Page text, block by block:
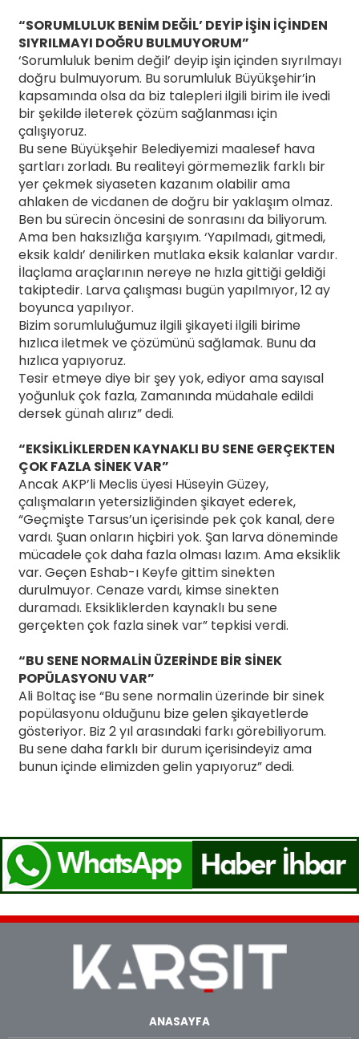
“SORUMLULUK BENİM DEĞİL’ DEYİP İŞİN İÇİNDEN
SIYRILMAYI DOĞRU BULMUYORUM”
‘Sorumluluk benim değil’ deyip işin içinden sıyrılmayı
doğru bulmuyorum. Bu sorumluluk Büyükşehir’in
kapsamında olsa da biz talepleri ilgili birim ile ivedi
bir şekilde ileterek çözüm sağlanması için
çalışıyoruz.
Bu sene Büyükşehir Belediyemizi maalesef hava
şartları zorladı. Bu realiteyi görmemezlik farklı bir
yer çekmek siyaseten kazanım olabilir ama
ahlaken de vicdanen de doğru bir yaklaşım olmaz.
Ben bu sürecin öncesini de sonrasını da biliyorum.
Ama ben haksızlığa karşıyım. ‘Yapılmadı, gitmedi,
eksik kaldı’ denilirken mutlaka eksik kalanlar vardır.
İlaçlama araçlarının nereye ne hızla gittiği geldiği
takiptedir. Larva çalışması bugün yapılmıyor, 12 ay
boyunca yapılıyor.
Bizim sorumluluğumuz ilgili şikayeti ilgili birime
hızlıca iletmek ve çözümünü sağlamak. Bunu da
hızlıca yapıyoruz.
Tesir etmeye diye bir şey yok, ediyor ama sayısal
yoğunluk çok fazla, Zamanında müdahale edildi
dersek günah alırız” dedi.
“EKSİKLİKLERDEN KAYNAKLI BU SENE GERÇEKTEN
ÇOK FAZLA SİNEK VAR”
Ancak AKP’li Meclis üyesi Hüseyin Güzey,
çalışmaların yetersizliğinden şikayet ederek,
“Geçmişte Tarsus’un içerisinde pek çok kanal, dere
vardı. Şuan onların hiçbiri yok. Şan larva döneminde
mücadele çok daha fazla olması lazım. Ama eksiklik
var. Geçen Eshab-ı Keyfe gittim sinekten
durulmuyor. Cenaze vardı, kimse sinekten
duramadı. Eksikliklerden kaynaklı bu sene
gerçekten çok fazla sinek var” tepkisi verdi.
“BU SENE NORMALİN ÜZERİNDE BİR SİNEK
POPÜLASYONU VAR”
Ali Boltaç ise “Bu sene normalin üzerinde bir sinek
popülasyonu olduğunu bize gelen şikayetlerde
gösteriyor. Biz 2 yıl arasındaki farkı görebiliyorum.
Bu sene daha farklı bir durum içerisindeyiz ama
bunun içinde elimizden gelin yapıyoruz” dedi.
ANASAYFA